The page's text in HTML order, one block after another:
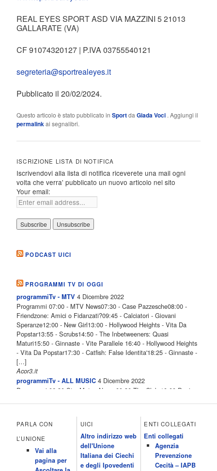
REAL EYES SPORT ASD VIA MAZZINI 5 21013
GALLARATE (VA)
CF 91074320127 | P.IVA 03755540121
segreteria@sportrealeyes.it
Pubblicato il 20/02/2024.
Questo articolo è stato pubblicato inSportdaGiada Voci . Aggiungi il
permalinkai segnalibri.
ISCRIZIONE LISTA DI NOTIFICA
Iscrivendovi alla lista di notifica riceverete una mail ogni
volta che verra' pubblicato un nuovo articolo nel sito
Your email:
PODCAST UICI
PROGRAMMI TV DI OGGI
programmiTv - MTV 4 Dicembre 2022
Programmi 07:00 - MTV News07:30 - Case Pazzesche08:00 -
Friendzone: Amici o Fidanzati?09:45 - Calciatori - Giovani
Speranze12:00 - New Girl13:00 - Hollywood Heights - Vita Da
Popstar13:55 - Scrubs14:50 - The Inbetweeners: Quasi
Maturi15:50 - Ginnaste - Vite Parallele 16:40 - Hollywood Heights
- Vita Da Popstar17:30 - Catfish: False Identita'18:25 - Ginnaste -
[…]
Acor3.it
programmiTv - ALL MUSIC 4 Dicembre 2022
Programmi 06.30 Star.Meteo.News 09.30 The Club 10.00 Deejay
All News 16.05 Rotazione musicale 19.00 All News 19.05 The
Club 19.30 19.30 Human Guinea Pigs 20.00 Inbox 21.00 Code
Monkeys 21.30 Sons of Butcher […]
programmiTv - ITALIA 1 4 Dicembre 2022
Programmi 06.35 Cartoni Animati 09.05 Telefilm:Starsky & Hutch
PARLA CON
L’UNIONE
Vai alla
pagina per
UICI
Altro indirizzo web
dell'Unione
Italiana dei Ciechi
e degli Ipovedenti
ENTI COLLEGATI
Enti collegati
Agenzia
Prevenzione
Cecità – IAPB